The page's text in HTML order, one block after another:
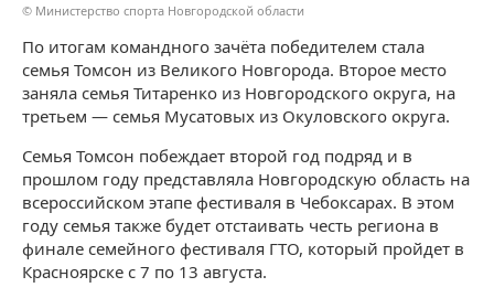
© Министерство спорта Новгородской области
По итогам командного зачёта победителем стала
семья Томсон из Великого Новгорода. Второе место
заняла семья Титаренко из Новгородского округа, на
третьем — семья Мусатовых из Окуловского округа.
Семья Томсон побеждает второй год подряд и в
прошлом году представляла Новгородскую область на
всероссийском этапе фестиваля в Чебоксарах. В этом
году семья также будет отстаивать честь региона в
финале семейного фестиваля ГТО, который пройдет в
Красноярске с 7 по 13 августа.